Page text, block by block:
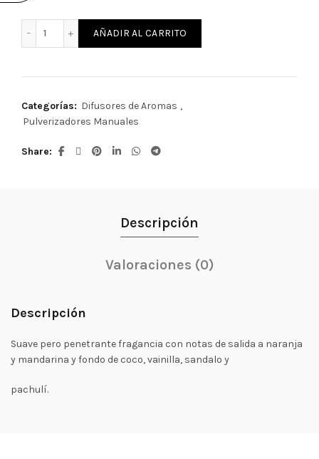
Pulverizador Coconet cantidad
AÑADIR AL CARRITO
Categorías: Difusores de Aromas ,
Pulverizadores Manuales
Share
Descripción
Valoraciones (0)
Descripción
Suave pero penetrante fragancia con notas de salida a naranja
y mandarina y fondo de coco, vainilla, sandalo y
pachulí.